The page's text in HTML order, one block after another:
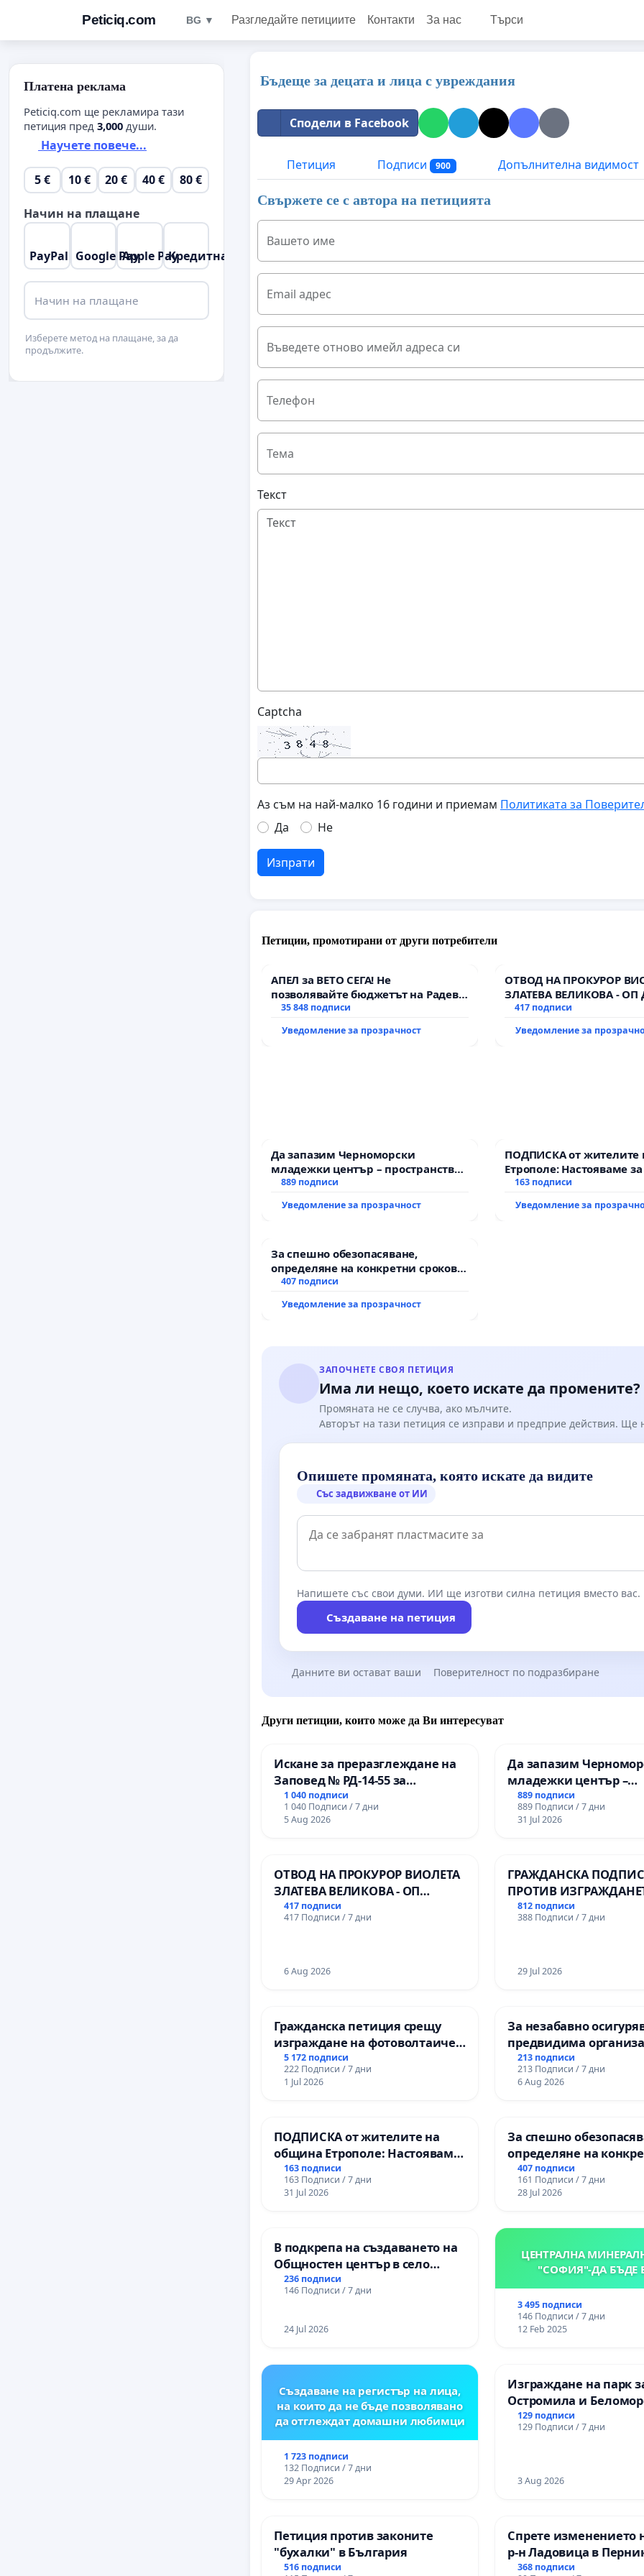
Peticiq.com BG ▼ Разгледайте петициите Контакти За нас Търси
Бъдеще за децата и лица с увреждания
Сподели в Facebook
Петиция Подписи 900 Допълнителна видимост
Свържете се с автора на петицията
Вашето име
Email адрес
Въведете отново имейл адреса си
Телефон
Тема
Текст
Captcha
Аз съм на най-малко 16 години и приемам Политиката за
Да
Не
Изпрати
Петиции, промотирани от други потребители
АПЕЛ за ВЕТО СЕГА! Не
позволявайте бюджетът на Радев
да открадне парите и правата ни в
35 848 подписи
Уведомление за прозрачност
ОТВОД НА ПРОКУРОР
ЗЛАТЕВА ВЕЛИКОВА - ОП
417 подписи
Уведомление за
Да запазим Черноморски
младежки център – пространство
за младите на Варна
889 подписи
Уведомление за прозрачност
ПОДПИСКА от жителите
Етрополе: Настояваме
гаранции от “Елаците-
всички екологични
163 подписи
Уведомление за
За спешно обезопасяване,
определяне на конкретни срокове
и извършване на цялостна
републиканския път между пътен
407 подписи
Уведомление за прозрачност
ЗАПОЧНЕТЕ СВОЯ ПЕТИЦИЯ
Има ли нещо, което искате да промените?
Промяната не се случва, ако мълчите.
Авторът на тази петиция се изправи и предприе действия. Ще
Опишете промяната, която искате да видите
Със задвижване от ИИ
Напишете със свои думи. ИИ ще изготви силна петиция вместо вас.
Създаване на петиция
Данните ви остават ваши Поверителност по подразбиране
Други петиции, които може да Ви интересуват
Искане за преразглеждане на
Заповед № РД-14-55 за
вливането на
Професионалната гимназия по
промишлени технологии в
гр. Пазарджик
1 040 подписи
1 040 Подписи / 7 дни
5 Aug 2026
Да запазим
младежки център –
пространство за
Варна
889 подписи
889 Подписи / 7 дни
31 Jul 2026
ОТВОД НА ПРОКУРОР ВИОЛЕТА
ЗЛАТЕВА ВЕЛИКОВА - ОП
ДОБРИЧ
417 подписи
417 Подписи / 7 дни
6 Aug 2026
ГРАЖДАНСКА
ПРОТИВ
ВЪЖЕНА ЛИНИЯ
ТЕРИТОРИЯТА НА
(БУНАРДЖИК)
812 подписи
388 Подписи / 7 дни
29 Jul 2026
Гражданска петиция срещу
изграждане на фотоволтаичен
парк в с.Прибой, общ. Радомир
5 172 подписи
222 Подписи / 7 дни
1 Jul 2026
За незабавно
предвидима
учебния процес и
на правото на
и качествено
гимназия „
213 подписи
213 Подписи / 7 дни
6 Aug 2026
ПОДПИСКА от жителите на
община Етрополе: Настояваме
за ясни гаранции от “Елаците-
МЕД” АД и от държавата, че ще
се изпълнят всички
163 подписи
163 Подписи / 7 дни
31 Jul 2026
За спешно
определяне на
срокове и извършване
цялостна
републиканския път
Момин проход
407 подписи
161 Подписи / 7 дни
28 Jul 2026
В подкрепа на създаването на
Общностен център в село
Църква
236 подписи
146 Подписи / 7 дни
24 Jul 2026
ЦЕНТРАЛНА
"СОФИЯ"-ДА БЪДЕ
3 495 подписи
146 Подписи / 7 дни
12 Feb 2025
Създаване на регистър на лица,
на които да не бъде позволявано
да отглеждат домашни любимци
1 723 подписи
132 Подписи / 7 дни
29 Apr 2026
Изграждане на парк
Остромила и
129 подписи
129 Подписи / 7 дни
3 Aug 2026
Петиция против законите
"бухалки" в България
516 подписи
Спрете изменението
р-н Ладовица в
368 подписи
Платена реклама
Peticiq.com ще рекламира тази
петиция пред 3,000 души.
Научете повече...
5 € 10 € 20 € 40 € 80 €
Начин на плащане
PayPal Google PayApple PayКредитна карта
Начин на плащане
Изберете метод на плащане, за да
продължите.